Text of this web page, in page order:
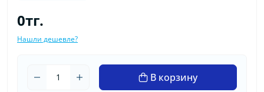
0тг.
Нашли дешевле?
В корзину